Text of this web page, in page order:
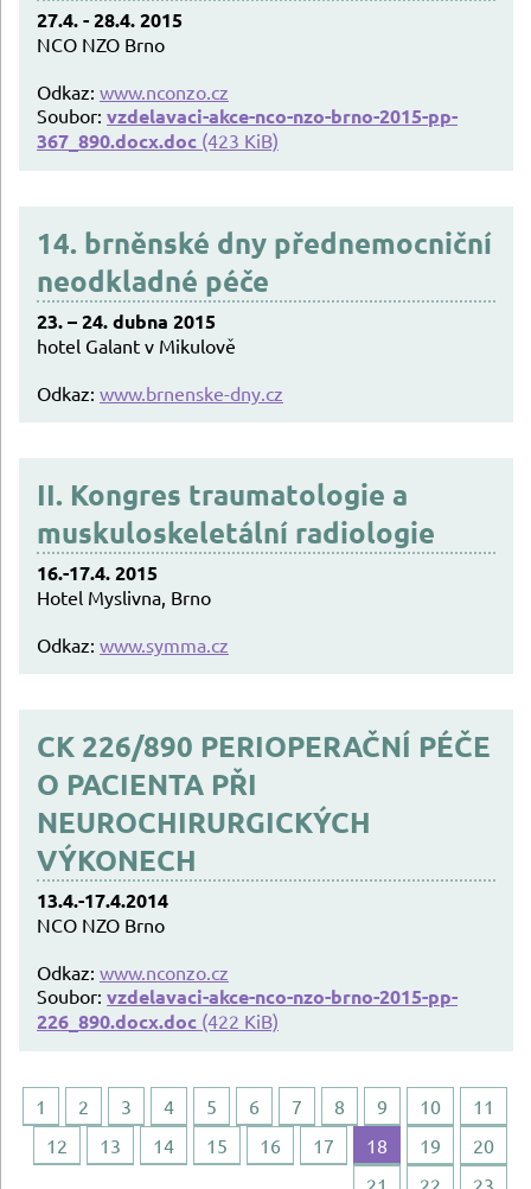
27.4. - 28.4. 2015
NCO NZO Brno
Odkaz: www.nconzo.cz
Soubor: vzdelavaci-akce-nco-nzo-brno-2015-pp-
367_890.docx.doc (423 KiB)
14. brněnské dny přednemocniční
neodkladné péče
23. – 24. dubna 2015
hotel Galant v Mikulově
Odkaz: www.brnenske-dny.cz
II. Kongres traumatologie a
muskuloskeletální radiologie
16.-17.4. 2015
Hotel Myslivna, Brno
Odkaz: www.symma.cz
CK 226/890 PERIOPERAČNÍ PÉČE
O PACIENTA PŘI
NEUROCHIRURGICKÝCH
VÝKONECH
13.4.-17.4.2014
NCO NZO Brno
Odkaz: www.nconzo.cz
Soubor: vzdelavaci-akce-nco-nzo-brno-2015-pp-
226_890.docx.doc (422 KiB)
1 2 3 4 5 6 7 8 9 10
11
12
13 14 15 16 17 18 19
20
21
22 23